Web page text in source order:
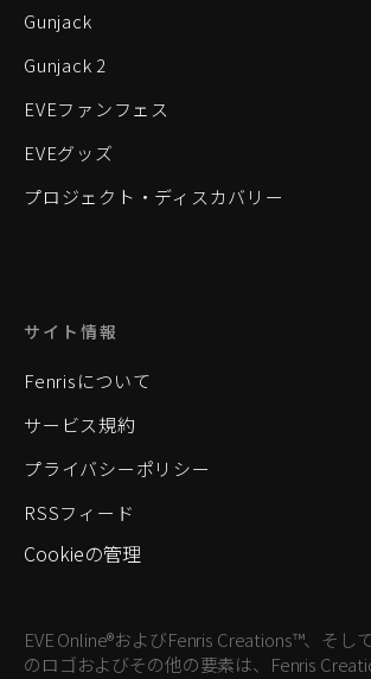
Gunjack
Gunjack 2
EVEファンフェス
EVEグッズ
プロジェクト・ディスカバリー
サイト情報
Fenrisについて
サービス規約
プライバシーポリシー
RSSフィード
Cookieの管理
EVE Online®およびFenris Creations™、そし
のロゴおよびその他の要素は、Fenris